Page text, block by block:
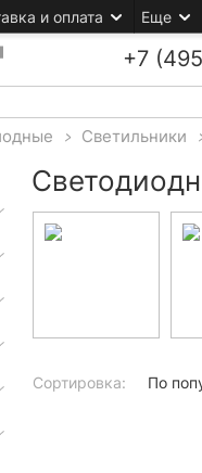
и оплата Еще
+7
> Светильники
Сортировка: По